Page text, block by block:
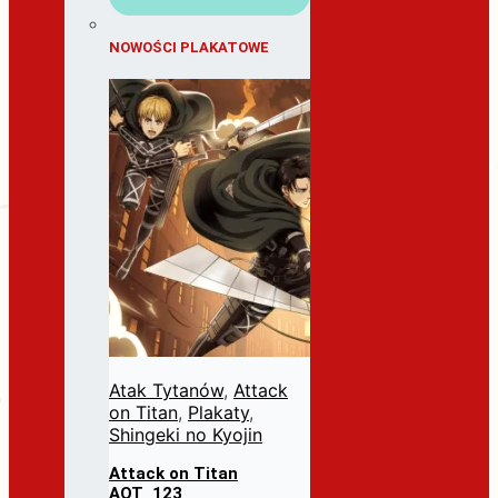
NOWOŚCI PLAKATOWE
Atak Tytanów, Attack
on Titan, Plakaty,
Shingeki no Kyojin
Attack on Titan
AOT_123